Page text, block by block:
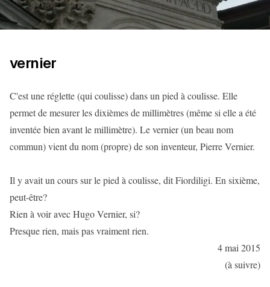
vernier
C'est une réglette (qui coulisse) dans un pied à coulisse. Elle
permet de mesurer les dixièmes de millimètres (même si elle a été
inventée bien avant le millimètre). Le vernier (un beau nom
commun) vient du nom (propre) de son inventeur, Pierre Vernier.
Il y avait un cours sur le pied à coulisse, dit Fiordiligi. En sixième,
peut-être?
Rien à voir avec Hugo Vernier, si?
Presque rien, mais pas vraiment rien.
4 mai 2015
(à suivre)